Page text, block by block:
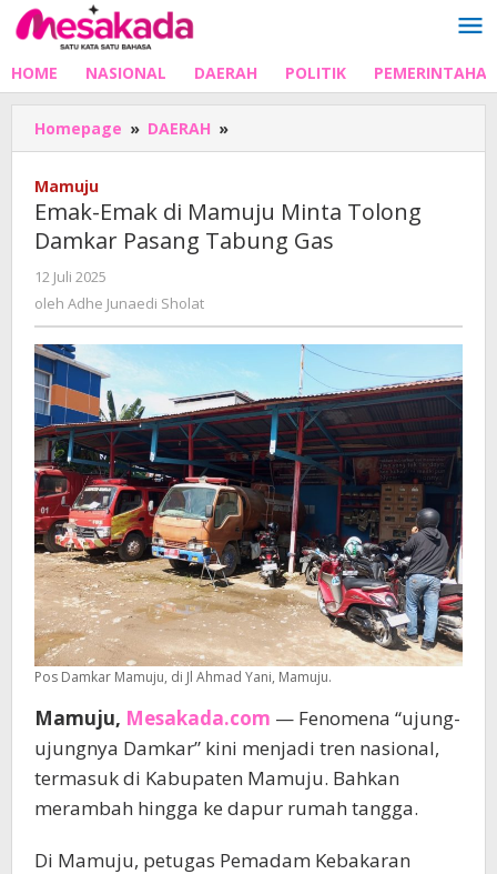
Lewati
ke
HOME NASIONAL DAERAH POLITIK
Homepage » DAERAH »
Emak
Minta
Tolong
Mamuju
Emak-Emak di Mamuju Minta Tolong
Damkar Pasang Tabung Gas
12 Juli 2025
Adhe
oleh Adhe Junaedi Sholat
Pos Damkar Mamuju, di Jl Ahmad Yani, Mamuju.
Mamuju, Mesakada.com — Fenomena “ujung-
ujungnya Damkar” kini menjadi tren nasional,
termasuk di Kabupaten Mamuju. Bahkan
merambah hingga ke dapur rumah tangga.
Di Mamuju, petugas Pemadam Kebakaran